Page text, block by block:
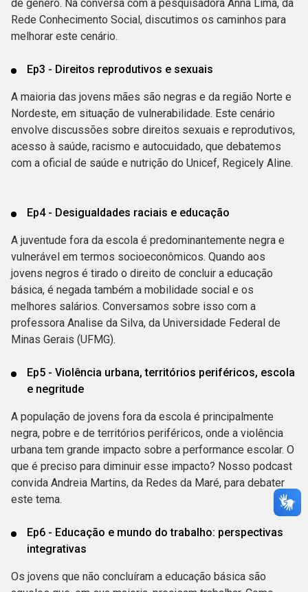
de gênero. Na conversa com a pesquisadora Anna Lima, da
Rede Conhecimento Social, discutimos os caminhos para
melhorar este cenário.
Ep3 - Direitos reprodutivos e sexuais
A maioria das jovens mães são negras e da região Norte e
Nordeste, em situação de vulnerabilidade. Este cenário
envolve discussões sobre direitos sexuais e reprodutivos,
acesso à saúde, racismo e autocuidado, que debatemos
com a oficial de saúde e nutrição do Unicef, Regicely Aline.
Ep4 - Desigualdades raciais e educação
A juventude fora da escola é predominantemente negra e
vulnerável em termos socioeconômicos. Quando aos
jovens negros é tirado o direito de concluir a educação
básica, é negada também a mobilidade social e os
melhores salários. Conversamos sobre isso com a
professora Analise da Silva, da Universidade Federal de
Minas Gerais (UFMG).
Ep5 - Violência urbana, territórios periféricos, escola
e negritude
A população de jovens fora da escola é principalmente
negra, pobre e de territórios periféricos, onde a violência
urbana tem grande impacto sobre a performance escolar. O
que é preciso para diminuir esse impacto? Nosso podcast
convida Andreia Martins, da Redes da Maré, para debater
este tema.
Ep6 - Educação e mundo do trabalho: perspectivas
integrativas
Os jovens que não concluíram a educação básica são